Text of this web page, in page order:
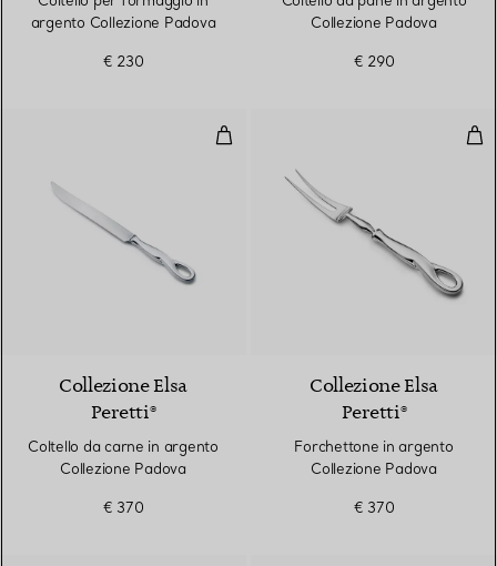
argento Collezione Padova
€ 230
Collezione Padova
€ 290
Coltello da carne in argento
Collezione Elsa
Peretti®
Coltello da carne in argento
Collezione Padova
€ 370
Collezione Elsa
Peretti®
Forchettone in argento
Collezione Padova
€ 370